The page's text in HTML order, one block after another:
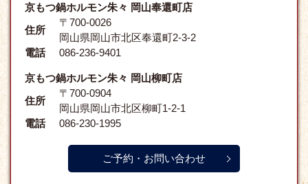
京もつ鍋ホルモン朱々 岡山奉還町店
住所
〒700-0026
岡山県岡山市北区奉還町2-3-2
電話
086-236-9401
京もつ鍋ホルモン朱々 岡山柳町店
住所
〒700-0904
岡山県岡山市北区柳町1-2-1
電話
086-230-1995
ご予約・お問い合わせ